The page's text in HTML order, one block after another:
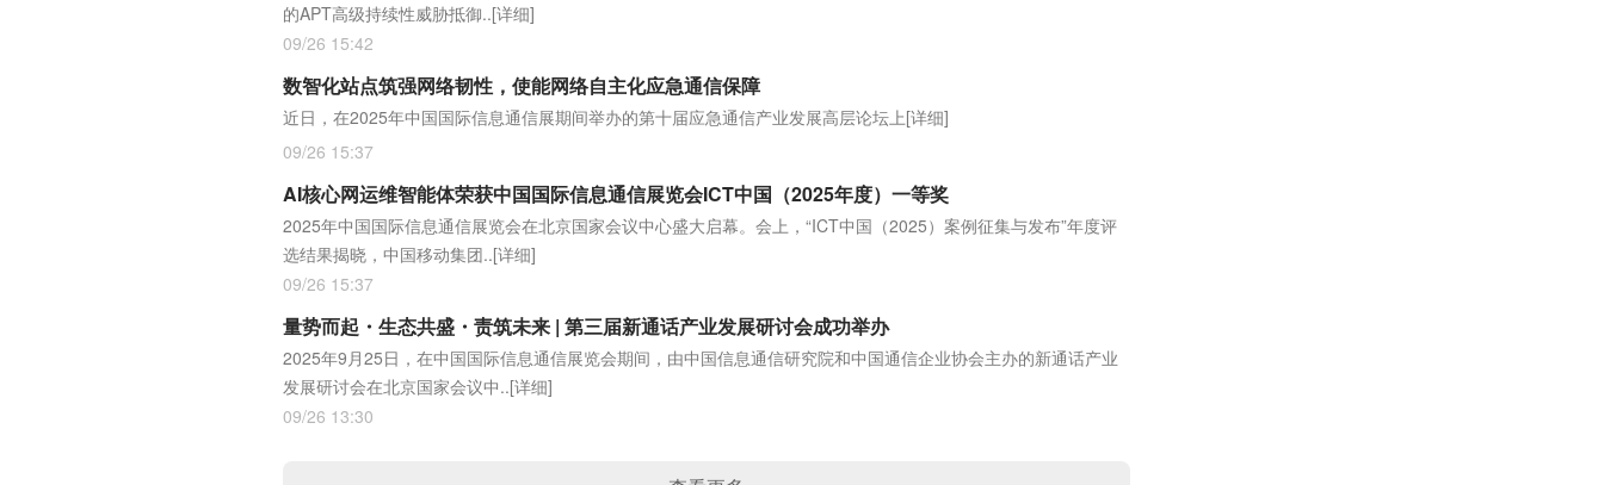
的APT高级持续性威胁抵御..[详细]
09/26 15:42
数智化站点筑强网络韧性，使能网络自主化应急通信保障
近日，在2025年中国国际信息通信展期间举办的第十届应急通信产业发展高层论坛上[详细]
09/26 15:37
AI核心网运维智能体荣获中国国际信息通信展览会ICT中国（2025年度）一等奖
2025年中国国际信息通信展览会在北京国家会议中心盛大启幕。会上，“ICT中国（2025）案例征集与发布”年度评
选结果揭晓，中国移动集团..[详细]
09/26 15:37
量势而起・生态共盛・责筑未来 | 第三届新通话产业发展研讨会成功举办
2025年9月25日，在中国国际信息通信展览会期间，由中国信息通信研究院和中国通信企业协会主办的新通话产业
发展研讨会在北京国家会议中..[详细]
09/26 13:30